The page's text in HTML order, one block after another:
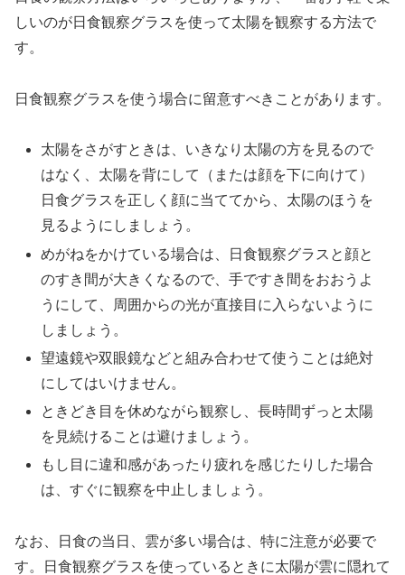
しいのが日食観察グラスを使って太陽を観察する方法で
す。
日食観察グラスを使う場合に留意すべきことがあります。
太陽をさがすときは、いきなり太陽の方を見るので
はなく、太陽を背にして（または顔を下に向けて）
日食グラスを正しく顔に当ててから、太陽のほうを
見るようにしましょう。
めがねをかけている場合は、日食観察グラスと顔と
のすき間が大きくなるので、手ですき間をおおうよ
うにして、周囲からの光が直接目に入らないように
しましょう。
望遠鏡や双眼鏡などと組み合わせて使うことは絶対
にしてはいけません。
ときどき目を休めながら観察し、長時間ずっと太陽
を見続けることは避けましょう。
もし目に違和感があったり疲れを感じたりした場合
は、すぐに観察を中止しましょう。
なお、日食の当日、雲が多い場合は、特に注意が必要で
す。日食観察グラスを使っているときに太陽が雲に隠れて